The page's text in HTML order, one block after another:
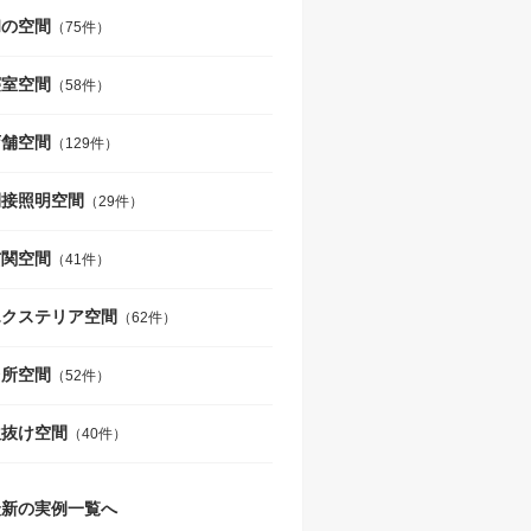
空間 （75件）
空間 （58件）
空間 （129件）
照明空間 （29件）
空間 （41件）
ステリア空間 （62件）
空間 （52件）
け空間 （40件）
の実例一覧へ